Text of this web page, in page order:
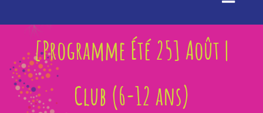
[Programme Été 25] Août |
Club (6-12 ans)